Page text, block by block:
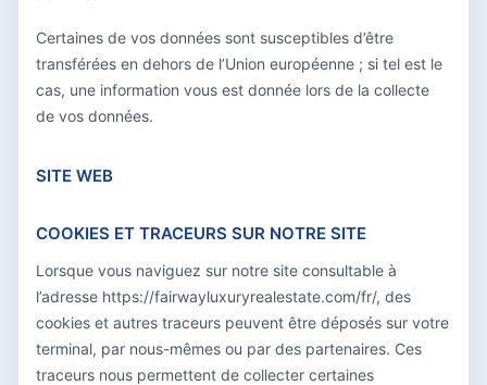
Certaines de vos données sont susceptibles d’être
transférées en dehors de l’Union européenne ; si tel est le
cas, une information vous est donnée lors de la collecte
de vos données.
SITE WEB
COOKIES ET TRACEURS SUR NOTRE SITE
Lorsque vous naviguez sur notre site consultable à
l’adresse https://fairwayluxuryrealestate.com/fr/, des
cookies et autres traceurs peuvent être déposés sur votre
terminal, par nous-mêmes ou par des partenaires. Ces
traceurs nous permettent de collecter certaines